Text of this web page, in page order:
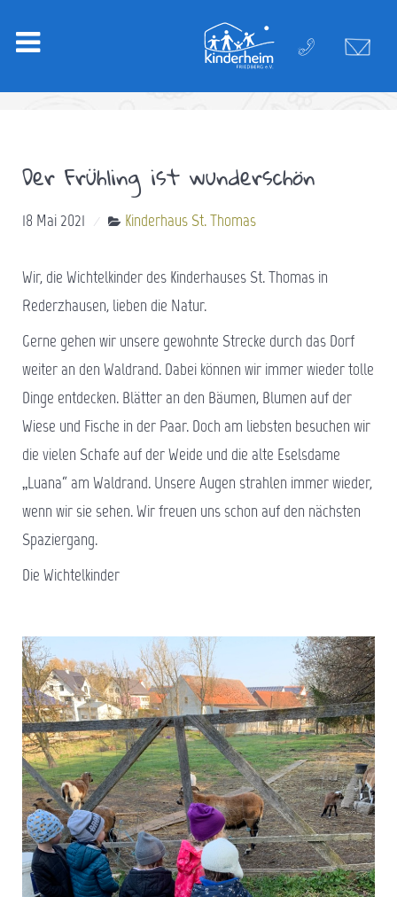
Der Frühling ist wunderschön
18 Mai 2021 Kinderhaus St. Thomas
Wir, die Wichtelkinder des Kinderhauses St. Thomas in
Rederzhausen, lieben die Natur.
Gerne gehen wir unsere gewohnte Strecke durch das Dorf
weiter an den Waldrand. Dabei können wir immer wieder tolle
Dinge entdecken. Blätter an den Bäumen, Blumen auf der
Wiese und Fische in der Paar. Doch am liebsten besuchen wir
die vielen Schafe auf der Weide und die alte Eselsdame
„Luana“ am Waldrand. Unsere Augen strahlen immer wieder,
wenn wir sie sehen. Wir freuen uns schon auf den nächsten
Spaziergang.
Die Wichtelkinder